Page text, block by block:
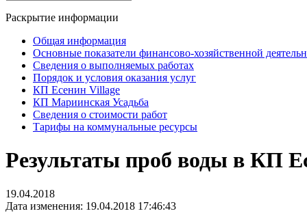
Раскрытие информации
Общая информация
Основные показатели финансово-хозяйственной
Сведения о выполняемых работах
Порядок и условия оказания услуг
КП Есенин Village
КП Мариинская Усадьба
Сведения о стоимости работ
Тарифы на коммунальные ресурсы
Результаты проб воды в КП
19.04.2018
Дата изменения: 19.04.2018 17:46:43